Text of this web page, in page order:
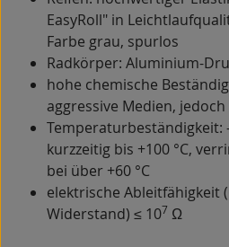
EasyRoll" in
Farbe grau, spurlos
Radkörper: Aluminium-
hohe chemische
aggressive Medien,
Temperaturbeständigkeit: -
kurzzeitig bis +100 °C,
bei über +60 °C
elektrische Ableitfähigkeit
Widerstand) ≤ 107 Ω